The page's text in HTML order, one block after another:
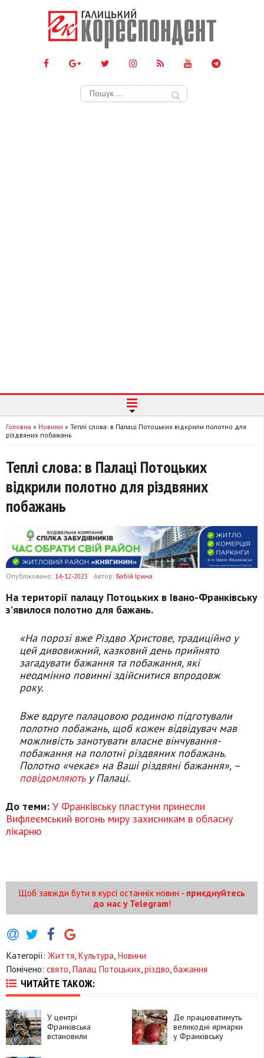
Пошук:
Головна » Новини » Теплі слова: в Палаці Потоцьких відкрили полотно для
різдвяних побажань
Теплі слова: в Палаці Потоцьких
відкрили полотно для різдвяних
побажань
Опубліковано: 14-12-2023 Автор: Бабій Ірина
На території палацу Потоцьких в Івано-Франківську
з’явилося полотно для бажань.
«На порозі вже Різдво Христове, традиційно у
цей дивовижний, казковий день прийнято
загадувати бажання та побажання, які
неодмінно повинні здійснитися впродовж
року.
Вже вдруге палацовою родиною підготували
полотно побажань, щоб кожен відвідувач мав
можливість занотувати власне вінчування-
побажання на полотні різдвяних побажань.
Полотно «чекає» на Ваші різдвяні бажання», –
повідомляютьу Палаці.
До теми: У Франківську пластуни принесли
Вифлеємський вогонь миру захисникам в обласну
лікарню
Щоб завжди бути в курсі останніх новин - приєднуйтесь
до нас у Telegram!
Категорії: Життя Культура Новини
Помічено: свято Палац Потоцьких різдво бажання
ЧИТАЙТЕ ТАКОЖ:
У центрі
Франківська
встановили
Де працюватимуть
великодні ярмарки
у Франківську